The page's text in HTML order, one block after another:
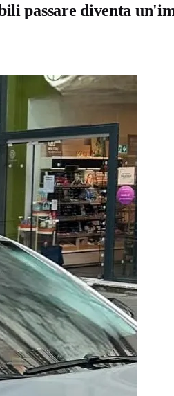
passare diventa